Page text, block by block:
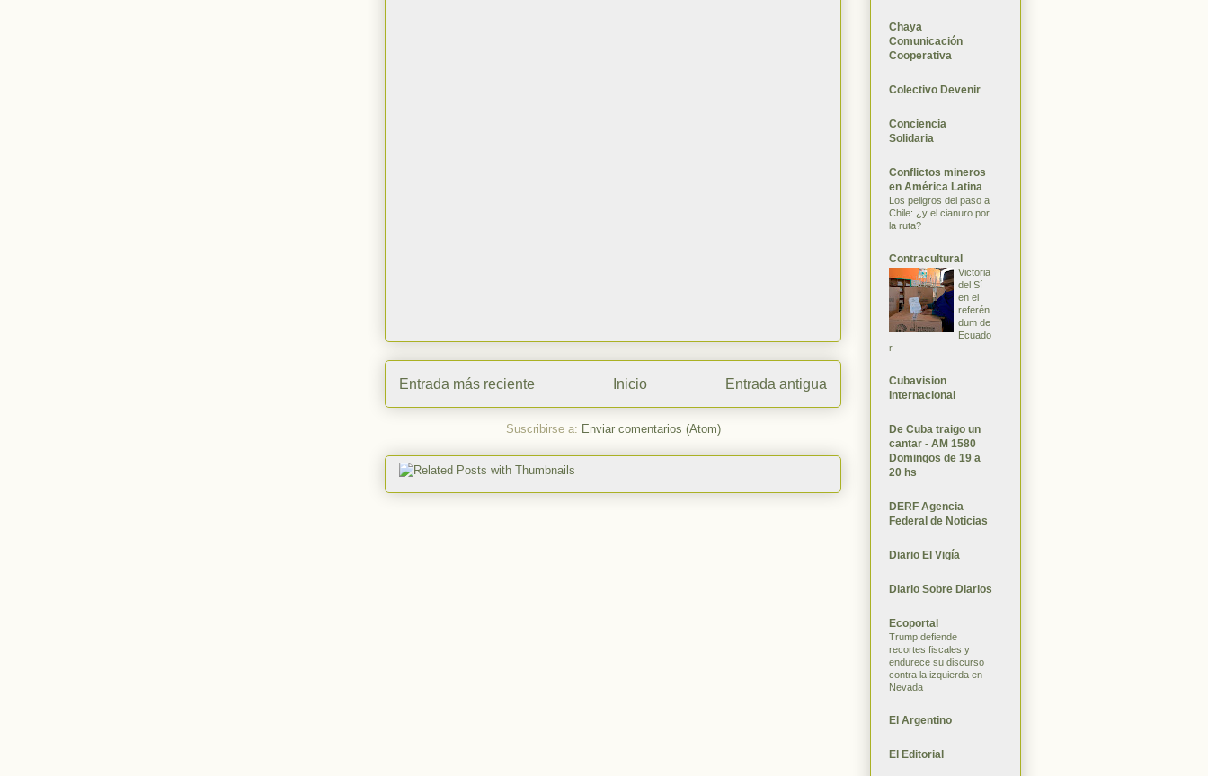
Entrada más reciente Entrada antigua
Inicio
Suscribirse a: Enviar comentarios (Atom)
Chaya
Comunicación
Cooperativa
Colectivo Devenir
Conciencia
Solidaria
Conflictos mineros
en América Latina
Los peligros del paso a
Chile: ¿y el cianuro por
la ruta?
Contracultural
Victoria
del Sí
en el
referén
dum de
Ecuado
r
Cubavision
Internacional
De Cuba traigo un
cantar - AM 1580
Domingos de 19 a
20 hs
DERF Agencia
Federal de Noticias
Diario El Vigía
Diario Sobre Diarios
Ecoportal
Trump defiende
recortes fiscales y
endurece su discurso
contra la izquierda en
Nevada
El Argentino
El Editorial